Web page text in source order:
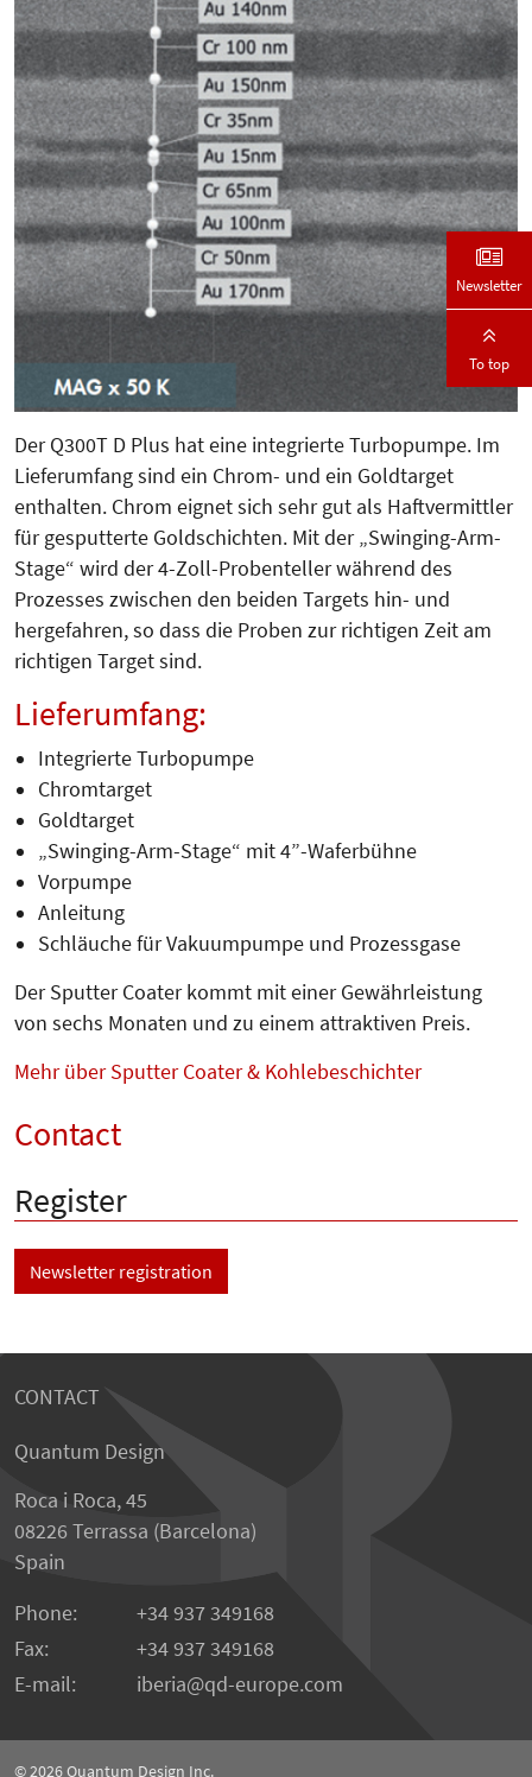
Der Q300T D Plus hat eine integrierte Turbopumpe. Im
Lieferumfang sind ein Chrom- und ein Goldtarget
enthalten. Chrom eignet sich sehr gut als Haftvermittler
für gesputterte Goldschichten. Mit der „Swinging-Arm-
Stage“ wird der 4-Zoll-Probenteller während des
Prozesses zwischen den beiden Targets hin- und
hergefahren, so dass die Proben zur richtigen Zeit am
richtigen Target sind.
Lieferumfang:
Integrierte Turbopumpe
Chromtarget
Goldtarget
„Swinging-Arm-Stage“ mit 4”-Waferbühne
Vorpumpe
Anleitung
Schläuche für Vakuumpumpe und Prozessgase
Der Sputter Coater kommt mit einer Gewährleistung
von sechs Monaten und zu einem attraktiven Preis.
Mehr über Sputter Coater & Kohlebeschichter
Contact
Register
Newsletter registration
CONTACT
Quantum Design
Roca i Roca, 45
08226 Terrassa (Barcelona)
Spain
Phone:
+34 937 349168
Fax:
+34 937 349168
E-mail:
iberia qd-europe.com
© 2026Quantum Design Inc.
Newsletter
To top